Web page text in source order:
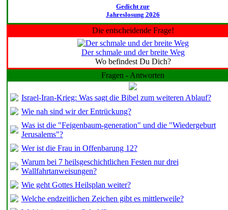
Gedicht zur
Jahreslosung 2026
Die entscheidende Frage!
Der schmale und der breite Weg
Wo befindest Du Dich?
Fragen - Antworten
Israel-Iran-Krieg: Was sagt die Bibel zum weiteren Ablauf?
Wie nah sind wir der Entrückung?
Was ist die "Feigenbaum-generation" und die "Wiedergeburt
Jerusalems"?
Wer ist die Frau in Offenbarung 12?
Warum bei 7 heilsgeschichtlichen Festen nur drei
Wallfahrtanweisungen?
Wie geht Gottes Heilsplan weiter?
Welche endzeitlichen Zeichen gibt es mittlerweile?